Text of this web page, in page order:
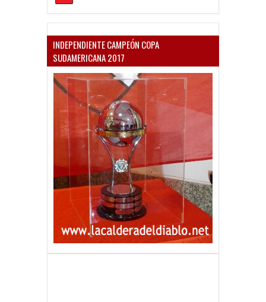
INDEPENDIENTE CAMPEÓN COPA
SUDAMERICANA 2017